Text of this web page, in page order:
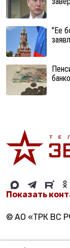
"Ее
Показать
© АО «ТРК ВС